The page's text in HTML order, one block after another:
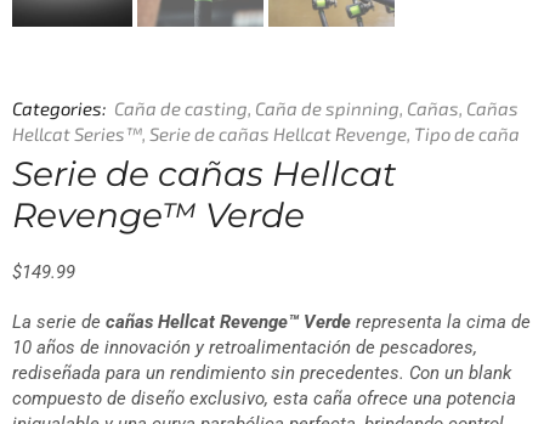
Hellcat Series™,Serie de cañas Hellcat Revenge ,Tipo de caña
Serie de cañas Hellcat
Revenge™ Verde
$ 149.99
La serie de cañas Hellcat Revenge™ Verde
representa la cima de
10 años de innovación y retroalimentación de pescadores,
rediseñada para un rendimiento sin precedentes. Con un blank
compuesto de diseño exclusivo, esta caña ofrece una potencia
inigualable y una curva parabólica perfecta, brindando control